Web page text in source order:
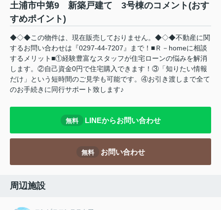
土浦市中第9 新築戸建て 3号棟のコメント(おす
すめポイント)
◆◇◆この物件は、現在販売しておりません。◆◇◆不動産に関
するお問い合わせは『0297-44-7207』まで！■Ｒ－homeに相談
するメリット■①経験豊富なスタッフが住宅ローンの悩みを解消
します。②自己資金0円で住宅購入できます！③「知りたい情報
だけ」という短時間のご見学も可能です。④お引き渡しまで全て
のお手続きに同行サポート致します♪
無料 LINEからお問い合わせ
無料 お問い合わせ
周辺施設